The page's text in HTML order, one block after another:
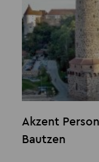
Akzent
Bautzen